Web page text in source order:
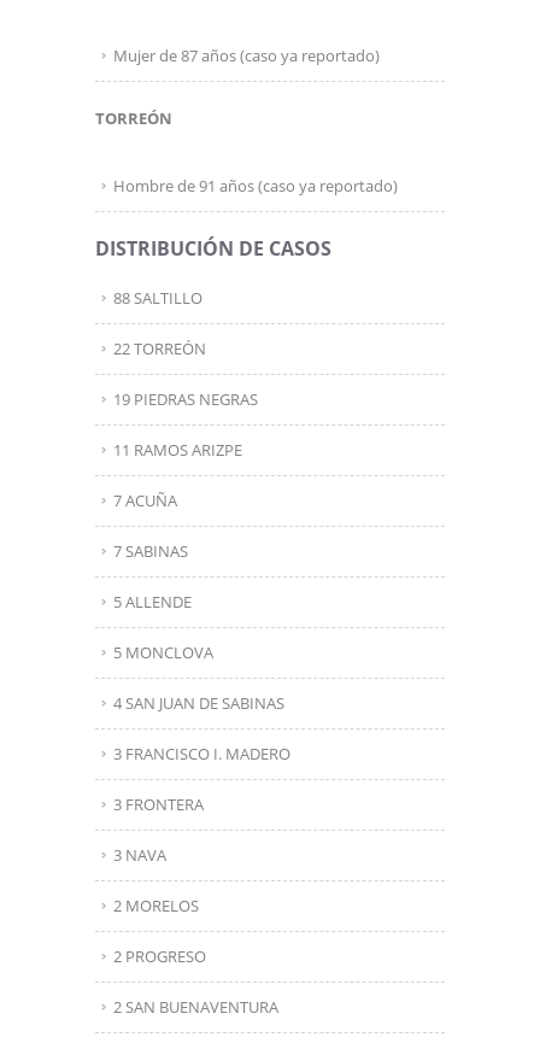
Mujer de 87 años (caso ya reportado)
TORREÓN
Hombre de 91 años (caso ya reportado)
DISTRIBUCIÓN DE CASOS
88 SALTILLO
22 TORREÓN
19 PIEDRAS NEGRAS
11 RAMOS ARIZPE
7 ACUÑA
7 SABINAS
5 ALLENDE
5 MONCLOVA
4 SAN JUAN DE SABINAS
3 FRANCISCO I. MADERO
3 FRONTERA
3 NAVA
2 MORELOS
2 PROGRESO
2 SAN BUENAVENTURA